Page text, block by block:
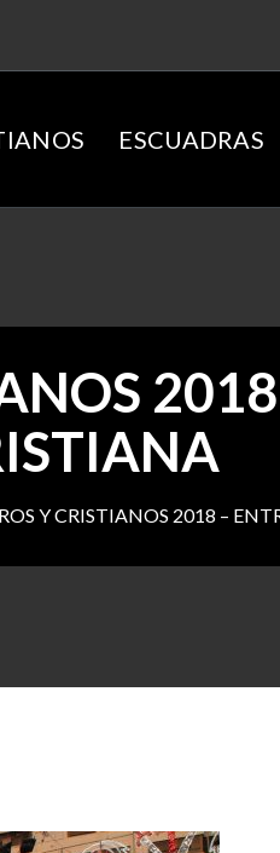
ESCUADRAS
Y CRISTIANOS 2018 –